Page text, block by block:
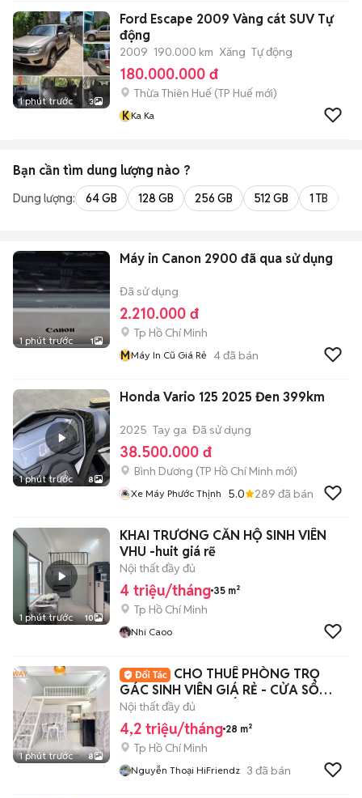
1 phút trước 3
Ford Escape 2009 Vàng cát SUV Tự
động
2009 190.000 km Xăng Tự động
180.000.000 đ
Thừa Thiên Huế (TP Huế mới)
KKa Ka
Bạn cần tìm dung lượng nào ?
Dung lượng: 64 GB 128 GB 256 GB 512 GB 1 TB
1 phút trước 1
Máy in Canon 2900 đã qua sử dụng
Đã sử dụng
2.210.000 đ
Tp Hồ Chí Minh
MMáy In Cũ Giá Rẻ 4đã bán
1 phút trước 8
Honda Vario 125 2025 Đen 399km
2025 Tay ga Đã sử dụng
38.500.000 đ
Bình Dương (TP Hồ Chí Minh mới)
Xe Máy Phước Thịnh 5.0 289 đã bán
1 phút trước 10
KHAI TRƯƠNG CĂN HỘ SINH VIÊN
VHU -huit giá rẽ
Nội thất đầy đủ
4 triệu/tháng 35 m²
Tp Hồ Chí Minh
Nhi Caoo
1 phút trước 8
CHO THUÊ PHÒNG TRỌ
GÁC SINH VIÊN GIÁ RẺ - CỬA SỔ
TRỜI FULL NỘI THẤT
Nội thất đầy đủ
4,2 triệu/tháng 28 m²
Tp Hồ Chí Minh
Nguyễn Thoại HiFriendz 3 đã bán